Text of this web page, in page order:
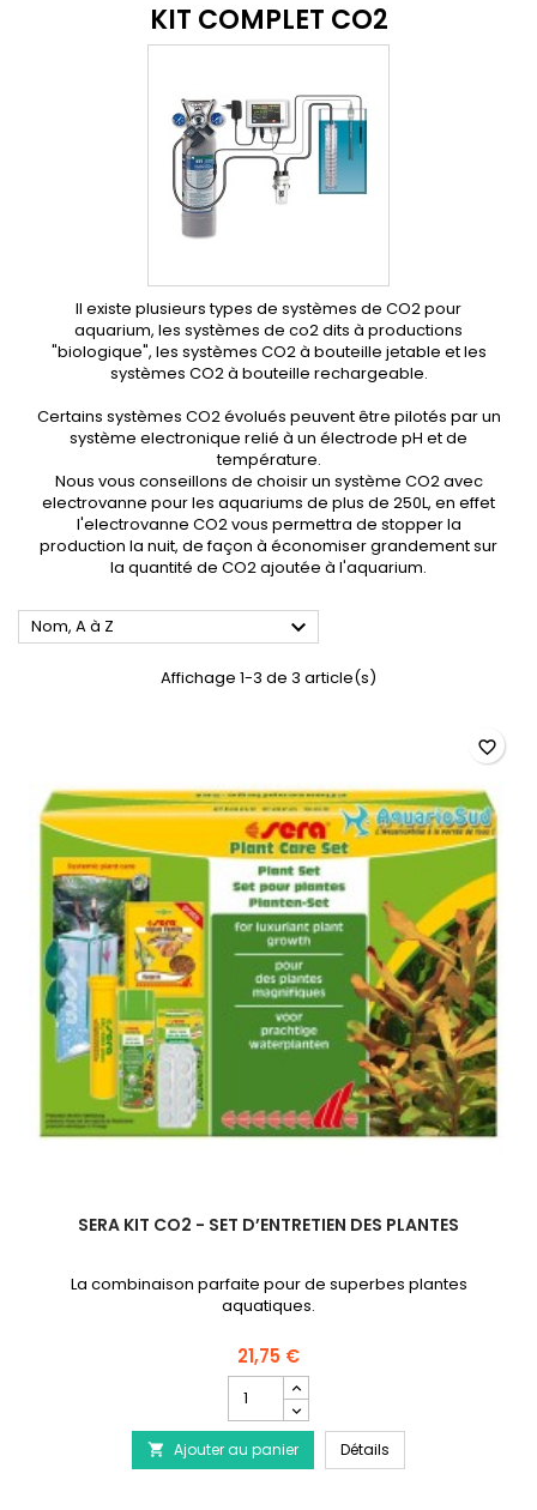
KIT COMPLET CO2
Il existe plusieurs types de systèmes de CO2 pour
aquarium, les systèmes de co2 dits à productions
"biologique", les systèmes CO2 à bouteille jetable et les
systèmes CO2 à bouteille rechargeable.
Certains systèmes CO2 évolués peuvent être pilotés par un
système electronique relié à un électrode pH et de
température.
Nous vous conseillons de choisir un système CO2 avec
electrovanne pour les aquariums de plus de 250L, en effet
l'electrovanne CO2 vous permettra de stopper la
production la nuit, de façon à économiser grandement sur
la quantité de CO2 ajoutée à l'aquarium.
Nom, A à Z 
Affichage 1-3 de 3 article(s)
SERA KIT CO2 - SET D’ENTRETIEN DES PLANTES
La combinaison parfaite pour de superbes plantes
aquatiques.
21,75 €
quantité
du
produit
SERA
 Ajouter au panier Détails
favorite_border